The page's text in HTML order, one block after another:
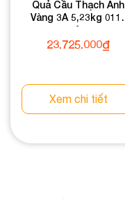
Quả Cầu Thạch Anh
Vàng 3A 5,23kg 011-
0913A-5,23
23.725.000₫
Xem chi tiết